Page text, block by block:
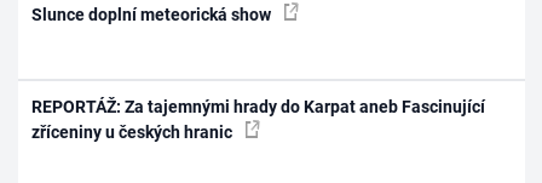
Slunce doplní meteorická show
REPORTÁŽ: Za tajemnými hrady do Karpat aneb Fascinující
zříceniny u českých hranic